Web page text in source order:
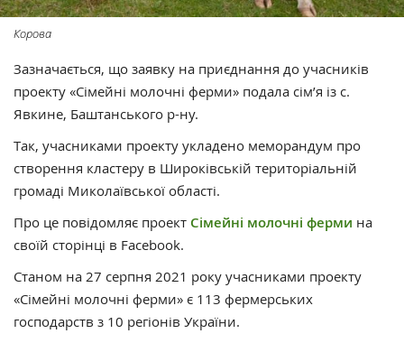
Корова
Зазначається, що заявку на приєднання до учасників
проекту «Сімейні молочні ферми» подала сім’я із с.
Явкине, Баштанського р-ну.
Так, учасниками проекту укладено меморандум про
створення кластеру в Широківській територіальній
громаді Миколаївської області.
Про це повідомляє проект Сімейні молочні ферми на
своїй сторінці в Facebook.
Станом на 27 серпня 2021 року учасниками проекту
«Сімейні молочні ферми» є 113 фермерських
господарств з 10 регіонів України.